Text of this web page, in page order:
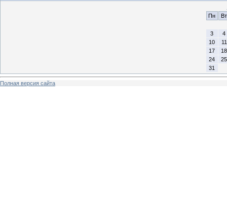
Пн
Вт
3
4
10
11
17
18
24
25
31
Полная версия сайта